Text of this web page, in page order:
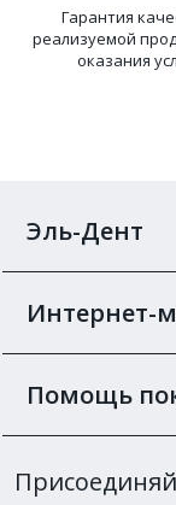
Гарантия
реализуемой
оказания
Эль-Дент
Интернет-
Помощь